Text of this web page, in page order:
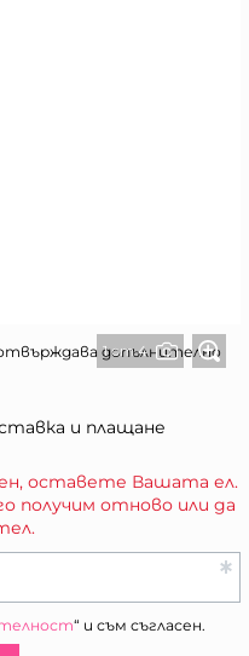
1 от 4
допълнително
и плащане
оставете Вашата ел.
получим отново или да
“ и съм съгласен.